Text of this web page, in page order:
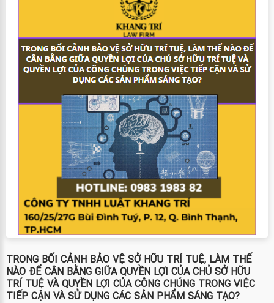
TRONG BỐI CẢNH BẢO VỆ SỞ HỮU TRÍ TUỆ, LÀM THẾ
NÀO ĐỂ CÂN BẰNG GIỮA QUYỀN LỢI CỦA CHỦ SỞ HỮU
TRÍ TUỆ VÀ QUYỀN LỢI CỦA CÔNG CHÚNG TRONG VIỆC
TIẾP CẬN VÀ SỬ DỤNG CÁC SẢN PHẨM SÁNG TẠO?